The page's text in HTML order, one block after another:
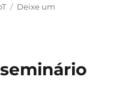
Deixe um